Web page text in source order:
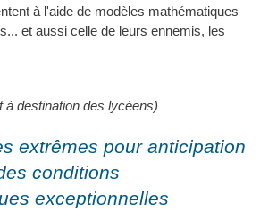
à l'aide de modèles mathématiques
et aussi celle de leurs ennemis, les
à destination des lycéens)
extrêmes pour anticipation
conditions
exceptionnelles